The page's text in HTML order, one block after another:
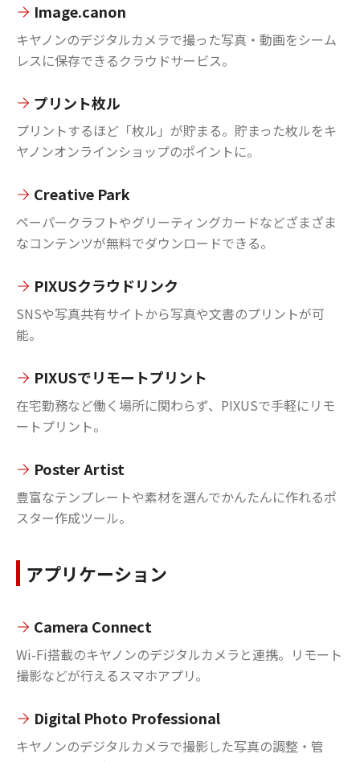
Image.canon
キヤノンのデジタルカメラで撮った写真・動画をシーム
レスに保存できるクラウドサービス。
プリント枚ル
プリントするほど「枚ル」が貯まる。貯まった枚ルをキ
ヤノンオンラインショップのポイントに。
Creative Park
ペーパークラフトやグリーティングカードなどざまざま
なコンテンツが無料でダウンロードできる。
PIXUSクラウドリンク
SNSや写真共有サイトから写真や文書のプリントが可
能。
PIXUSでリモートプリント
在宅勤務など働く場所に関わらず、PIXUSで手軽にリモ
ートプリント。
Poster Artist
豊富なテンプレートや素材を選んでかんたんに作れるポ
スター作成ツール。
アプリケーション
Camera Connect
Wi-Fi搭載のキヤノンのデジタルカメラと連携。リモート
撮影などが行えるスマホアプリ。
Digital Photo Professional
キヤノンのデジタルカメラで撮影した写真の調整・管